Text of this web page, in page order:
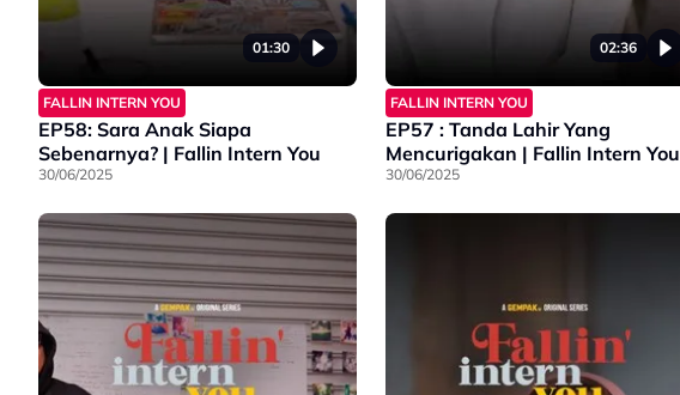
01:30
FALLIN INTERN YOU
EP58: Sara Anak Siapa
Sebenarnya? | Fallin Intern You
30/06/2025
02:36
FALLIN INTERN YOU
EP57 : Tanda Lahir Yang
Mencurigakan | Fallin Intern You
30/06/2025